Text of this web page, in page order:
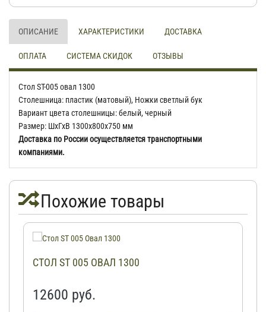
ОПИСАНИЕ ХАРАКТЕРИСТИКИ ДОСТАВКА
ОПЛАТА СИСТЕМА СКИДОК ОТЗЫВЫ
Стол ST-005 овал 1300
Столешница: пластик (матовый), Ножки светлый бук
Вариант цвета столешницы: белый, черный
Размер: ШхГхВ 1300х800х750 мм
Доставка по России осуществляется транспортными
компаниями.
Похожие товары
СТОЛ ST 005 ОВАЛ 1300
12600 руб.